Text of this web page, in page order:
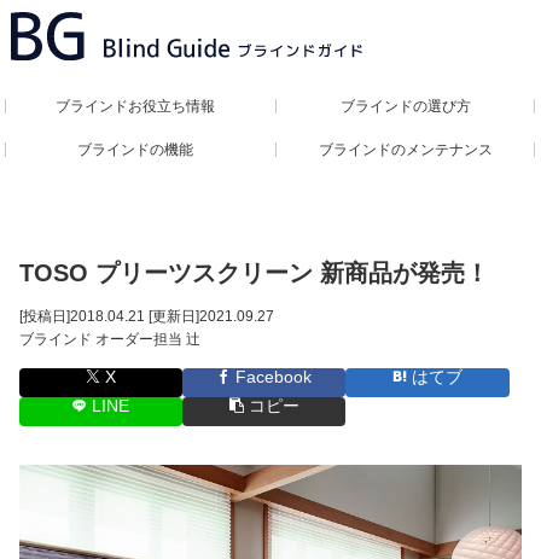
ブラインドお役立ち情報 ブラインドの選び方
ブラインドの機能 ブラインドのメンテナンス
TOSO プリーツスクリーン 新商品が発売！
[投稿日]2018.04.21 [更新日]2021.09.27
ブラインド オーダー担当 辻
X Facebook
はてブ
LINE
コピー